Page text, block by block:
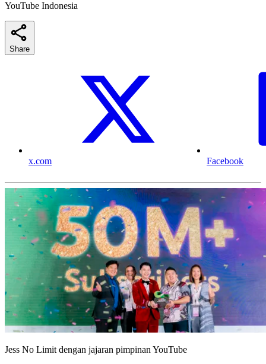
YouTube Indonesia
Share
x.com Facebook
Jess No Limit dengan jajaran pimpinan YouTube